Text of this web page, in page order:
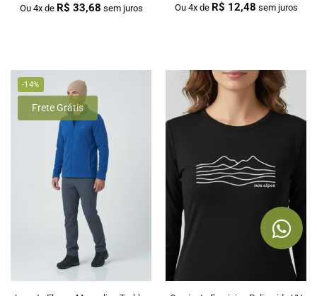
Ou 4x de R$ 33,68 sem juros
Ou 4x de R$ 12,48 sem juros
-14%
Frete Grátis